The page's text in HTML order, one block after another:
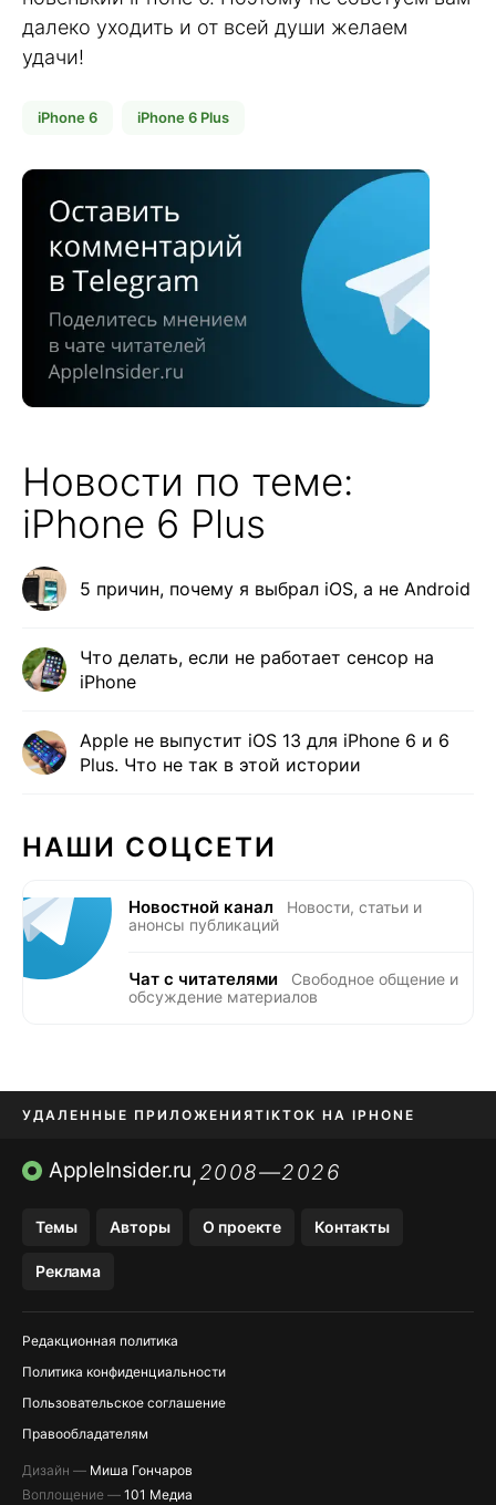
далеко уходить и от всей души желаем
удачи!
iPhone 6 iPhone 6 Plus
Новости по теме:
iPhone 6 Plus
5 причин, почему я выбрал iOS, а не Android
Что делать, если не работает сенсор на
iPhone
Apple не выпустит iOS 13 для iPhone 6 и 6
Plus. Что не так в этой истории
НАШИ СОЦСЕТИ
Новостной канал
Новости, статьи и
анонсы публикаций
Чат с читателями
Свободное общение и
обсуждение материалов
УДАЛЕННЫЕ ПРИЛОЖЕНИЯTIKTOK НА IPHONE
ПРИЛОЖЕНИЯ БЕЗ APP STORE
AppleInsider.ru,2008—2026
Темы Авторы О проекте Контакты
Реклама
Редакционная политика
Политика конфиденциальности
Пользовательское соглашение
Правообладателям
Дизайн — Миша Гончаров
Воплощение — 101 Медиа